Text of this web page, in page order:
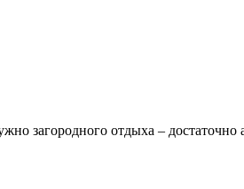
загородного отдыха – достаточно